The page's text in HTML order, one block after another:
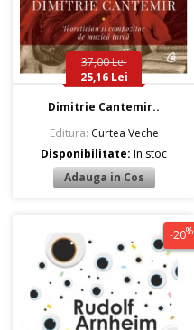
37,00 Lei
25,16 Lei
Dimitrie Cantemir..
Editura: Curtea Veche
Disponibilitate:In stoc
-20%